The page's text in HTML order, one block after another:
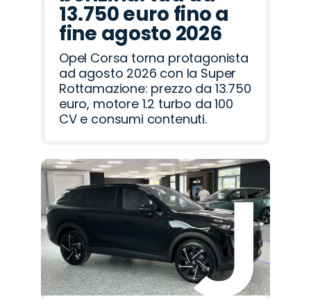
13.750 euro fino a
fine agosto 2026
Opel Corsa torna protagonista
ad agosto 2026 con la Super
Rottamazione: prezzo da 13.750
euro, motore 1.2 turbo da 100
CV e consumi contenuti.